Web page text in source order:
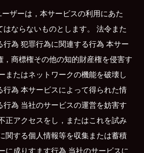
ザーは，本サービスの利用にあた
はならないものとします。 法令また
行為 犯罪行為に関連する行為 本サー
，商標権その他の知的財産権を侵害す
またはネットワークの機能を破壊し
行為 本サービスによって得られた情
為 当社のサービスの運営を妨害す
正アクセスをし，またはこれを試み
関する個人情報等を収集または蓄積
に成りすます行為 当社のサービスに